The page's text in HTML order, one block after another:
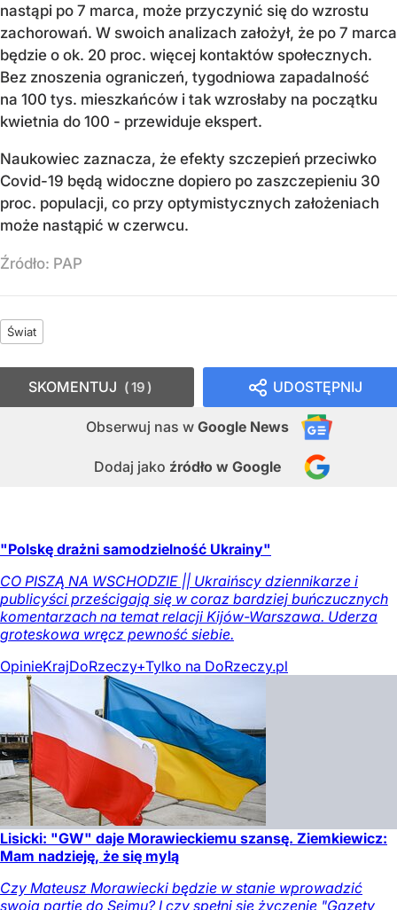
nastąpi po 7 marca, może przyczynić się do wzrostu
zachorowań. W swoich analizach założył, że po 7 marca
będzie o ok. 20 proc. więcej kontaktów społecznych.
Bez znoszenia ograniczeń, tygodniowa zapadalność
na 100 tys. mieszkańców i tak wzrosłaby na początku
kwietnia do 100 - przewiduje ekspert.
Naukowiec zaznacza, że efekty szczepień przeciwko
Covid-19 będą widoczne dopiero po zaszczepieniu 30
proc. populacji, co przy optymistycznych założeniach
może nastąpić w czerwcu.
Źródło: PAP
Świat
UDOSTĘPNIJ
Obserwuj nas w Google News
Dodaj jako źródło w Google
SKOMENTUJ 19
"Polskę drażni samodzielność Ukrainy"
CO PISZĄ NA WSCHODZIE || Ukraińscy dziennikarze i
publicyści prześcigają się w coraz bardziej buńczucznych
komentarzach na temat relacji Kijów-Warszawa. Uderza
groteskowa wręcz pewność siebie.
OpinieKrajDoRzeczy+Tylko na DoRzeczy.pl
Lisicki: "GW" daje Morawieckiemu szansę. Ziemkiewicz:
Mam nadzieję, że się mylą
Czy Mateusz Morawiecki będzie w stanie wprowadzić
swoją partię do Sejmu? I czy spełni się życzenie "Gazety